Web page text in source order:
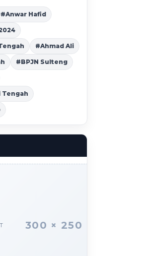
Hafid
#Ahmad Ali
#BPJN Sulteng
Tengah
300 × 250